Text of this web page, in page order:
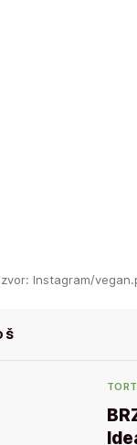
Izvor: Instagram/